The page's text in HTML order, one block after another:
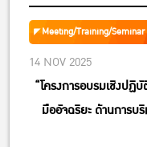
Meeting/Training/Seminar
14 NOV 2025
“โครงการอบรมเชิงปฏิ
มืออัจฉริยะ ด้านการ